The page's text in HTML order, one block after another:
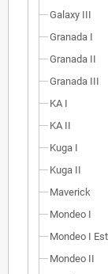
Galaxy III
Granada I
Granada II
Granada III
KA I
KA II
Kuga I
Kuga II
Maverick
Mondeo I
Mondeo I
Mondeo II